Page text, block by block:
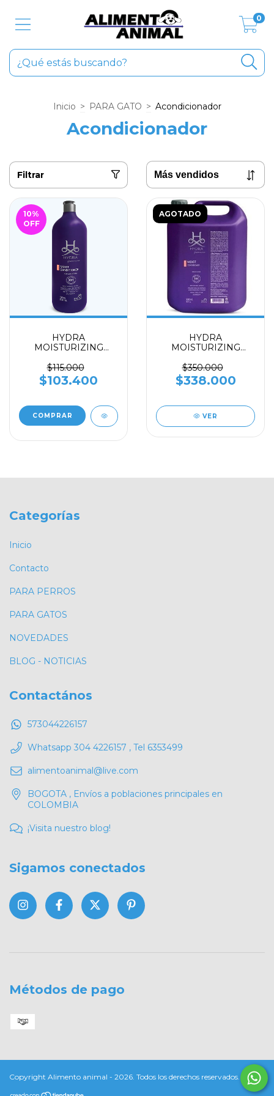
0
Inicio > PARA GATO > Acondicionador
Acondicionador
Filtrar
10%
OFF
HYDRA
MOISTURIZING
$115.000
$103.400
AGOTADO
HYDRA
MOISTURIZING
5000
$350.000
$338.000
VER
Categorías
Inicio
Contacto
PARA PERROS
PARA GATOS
NOVEDADES
BLOG - NOTICIAS
Contactános
573044226157
Whatsapp 304 4226157 , Tel 6353499
alimentoanimal@live.com
BOGOTA , Envíos a poblaciones principales en
COLOMBIA
¡Visita nuestro blog!
Sigamos conectados
Métodos de pago
Copyright Alimento animal - 2026. Todos los derechos reservados.